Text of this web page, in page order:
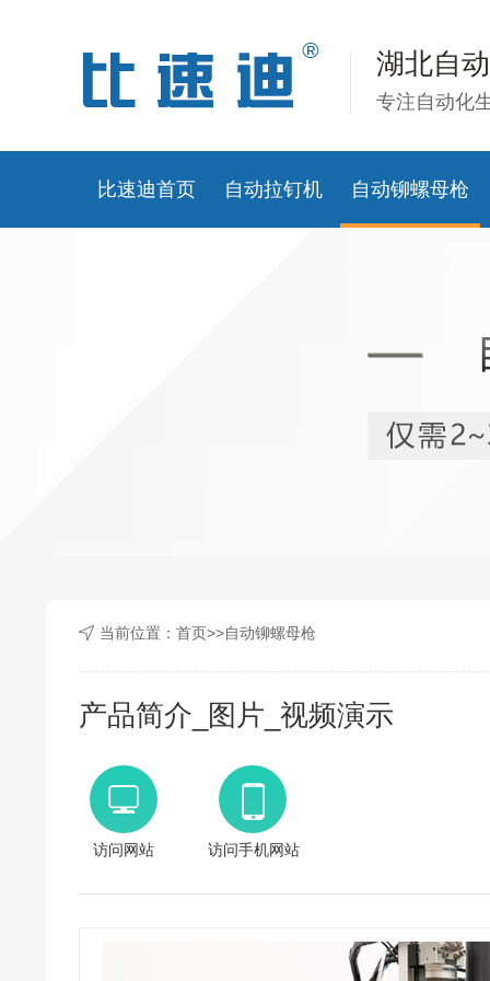
湖北自
专注自动化
比速迪首页 自动拉钉机 自动铆螺母枪
当前位置： 首页>>自动铆螺母枪
产品简介_图片_视频演示
访问网站 访问手机网站